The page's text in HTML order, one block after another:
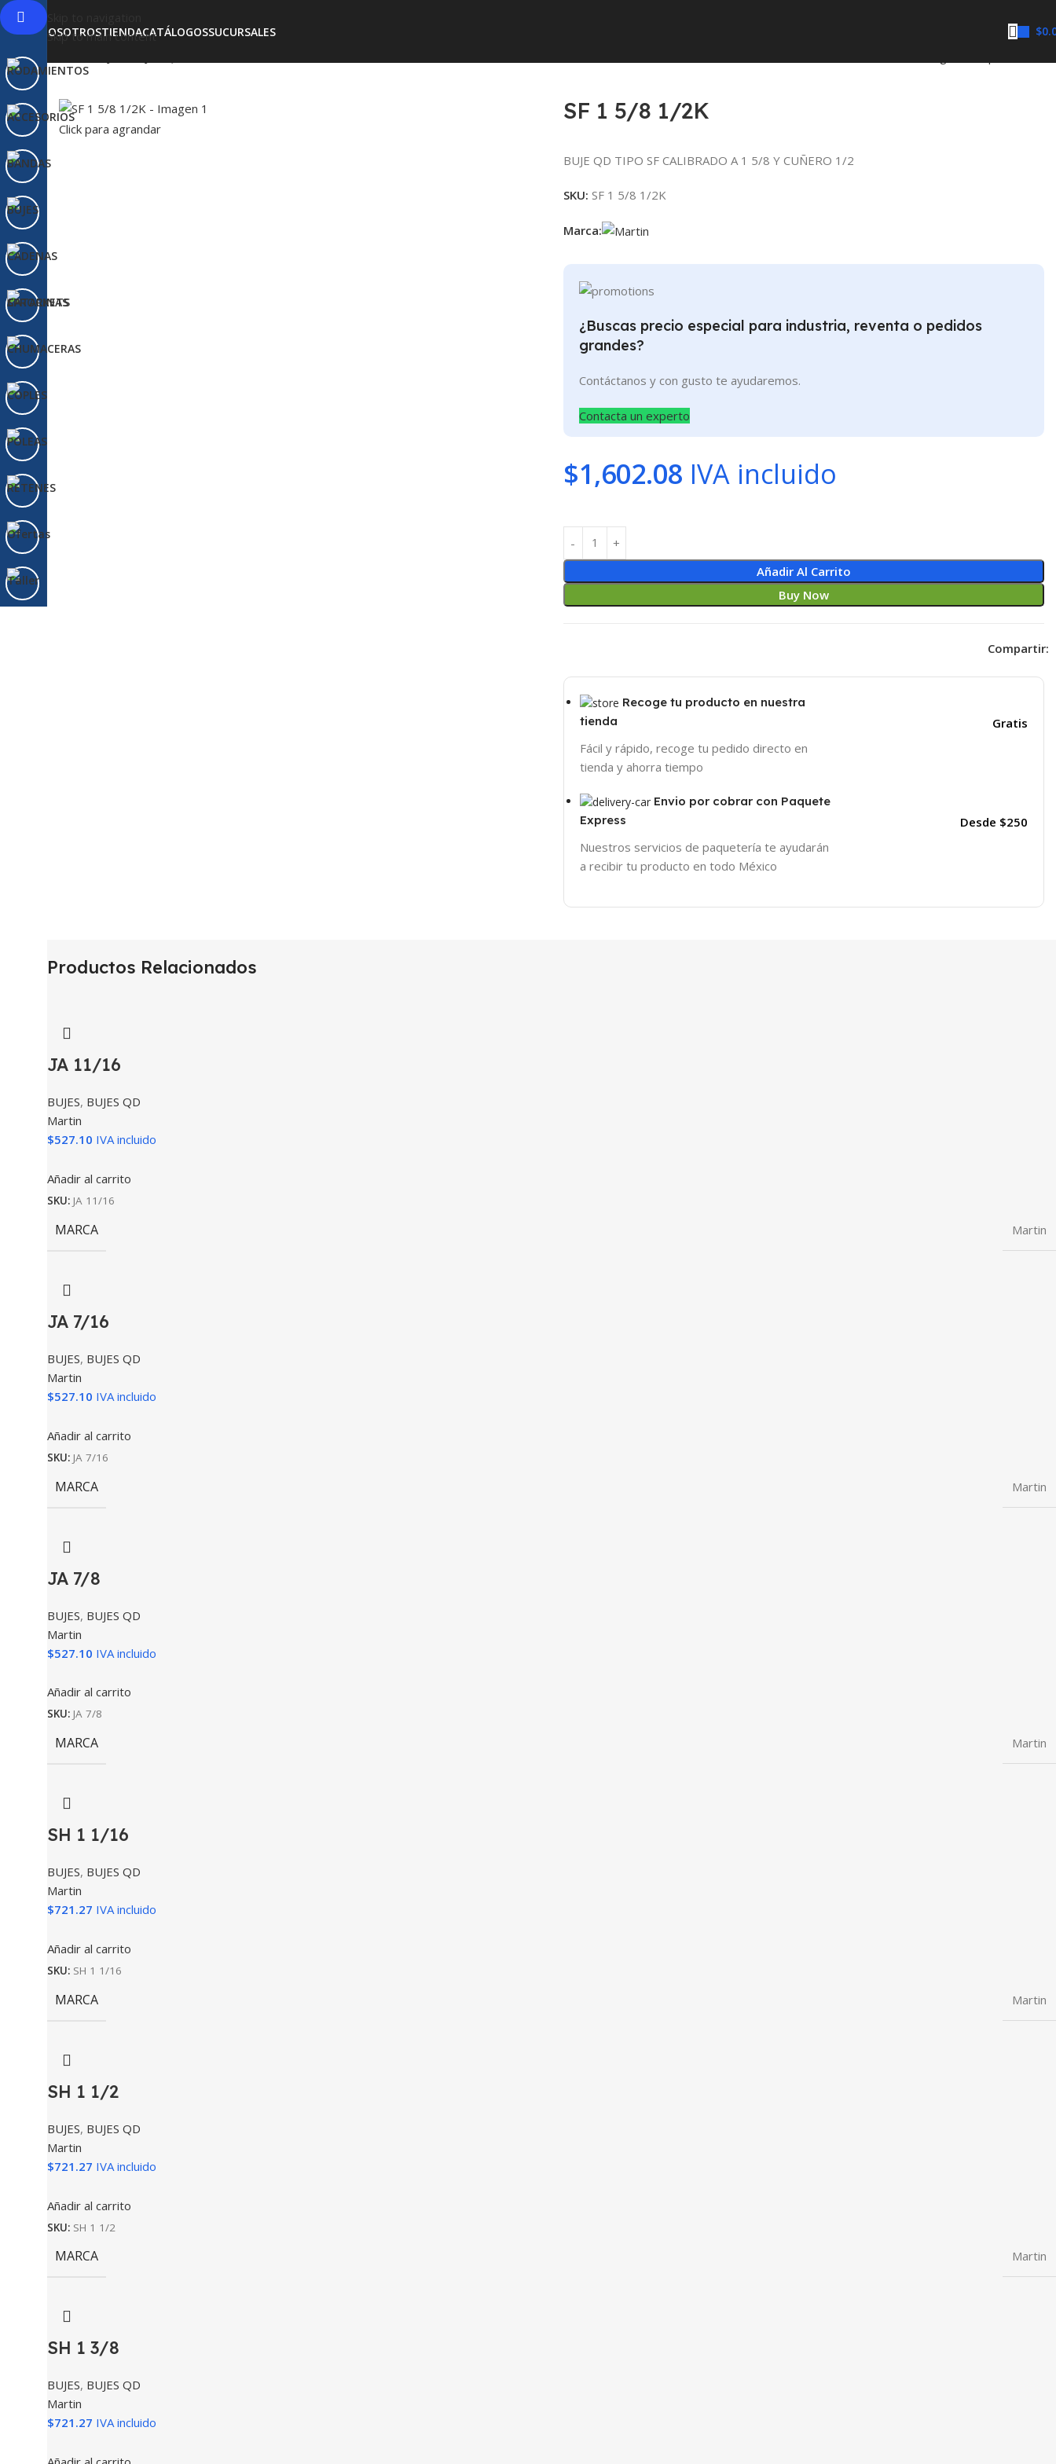
Skip to main content
NOSOTROSTIENDACATÁLOGOSSUCURSALES $
Click para agrandar
SF 1 5/8 1/2K
BUJE QD TIPO SF CALIBRADO A 1 5/8 Y CUÑERO 1/2
SKU: SF 1 5/8 1/2K
Marca:
¿Buscas precio especial para industria, reventa o pedidos
grandes?
Contáctanos y con gusto te ayudaremos.
Contacta un experto
$1,602.08 IVA incluido
Añadir Al Carrito
Buy Now
Compartir:
Recoge tu producto en nuestra
tienda
Fácil y rápido, recoge tu pedido directo en
tienda y ahorra tiempo
Gratis
Envio por cobrar con Paquete
Express
Nuestros servicios de paquetería te ayudarán
a recibir tu producto en todo México
Desde $250
Productos Relacionados
JA 11/16
BUJES, BUJES QD
Martin
$527.10 IVA incluido
Añadir al carrito
SKU: JA 11/16
MARCA Martin
JA 7/16
BUJES, BUJES QD
Martin
$527.10 IVA incluido
Añadir al carrito
SKU: JA 7/16
MARCA Martin
JA 7/8
BUJES, BUJES QD
Martin
$527.10 IVA incluido
Añadir al carrito
SKU: JA 7/8
MARCA Martin
SH 1 1/16
BUJES, BUJES QD
Martin
$721.27 IVA incluido
Añadir al carrito
SKU: SH 1 1/16
MARCA Martin
SH 1 1/2
BUJES, BUJES QD
Martin
$721.27 IVA incluido
Añadir al carrito
SKU: SH 1 1/2
MARCA Martin
SH 1 3/8
BUJES, BUJES QD
Martin
$721.27 IVA incluido